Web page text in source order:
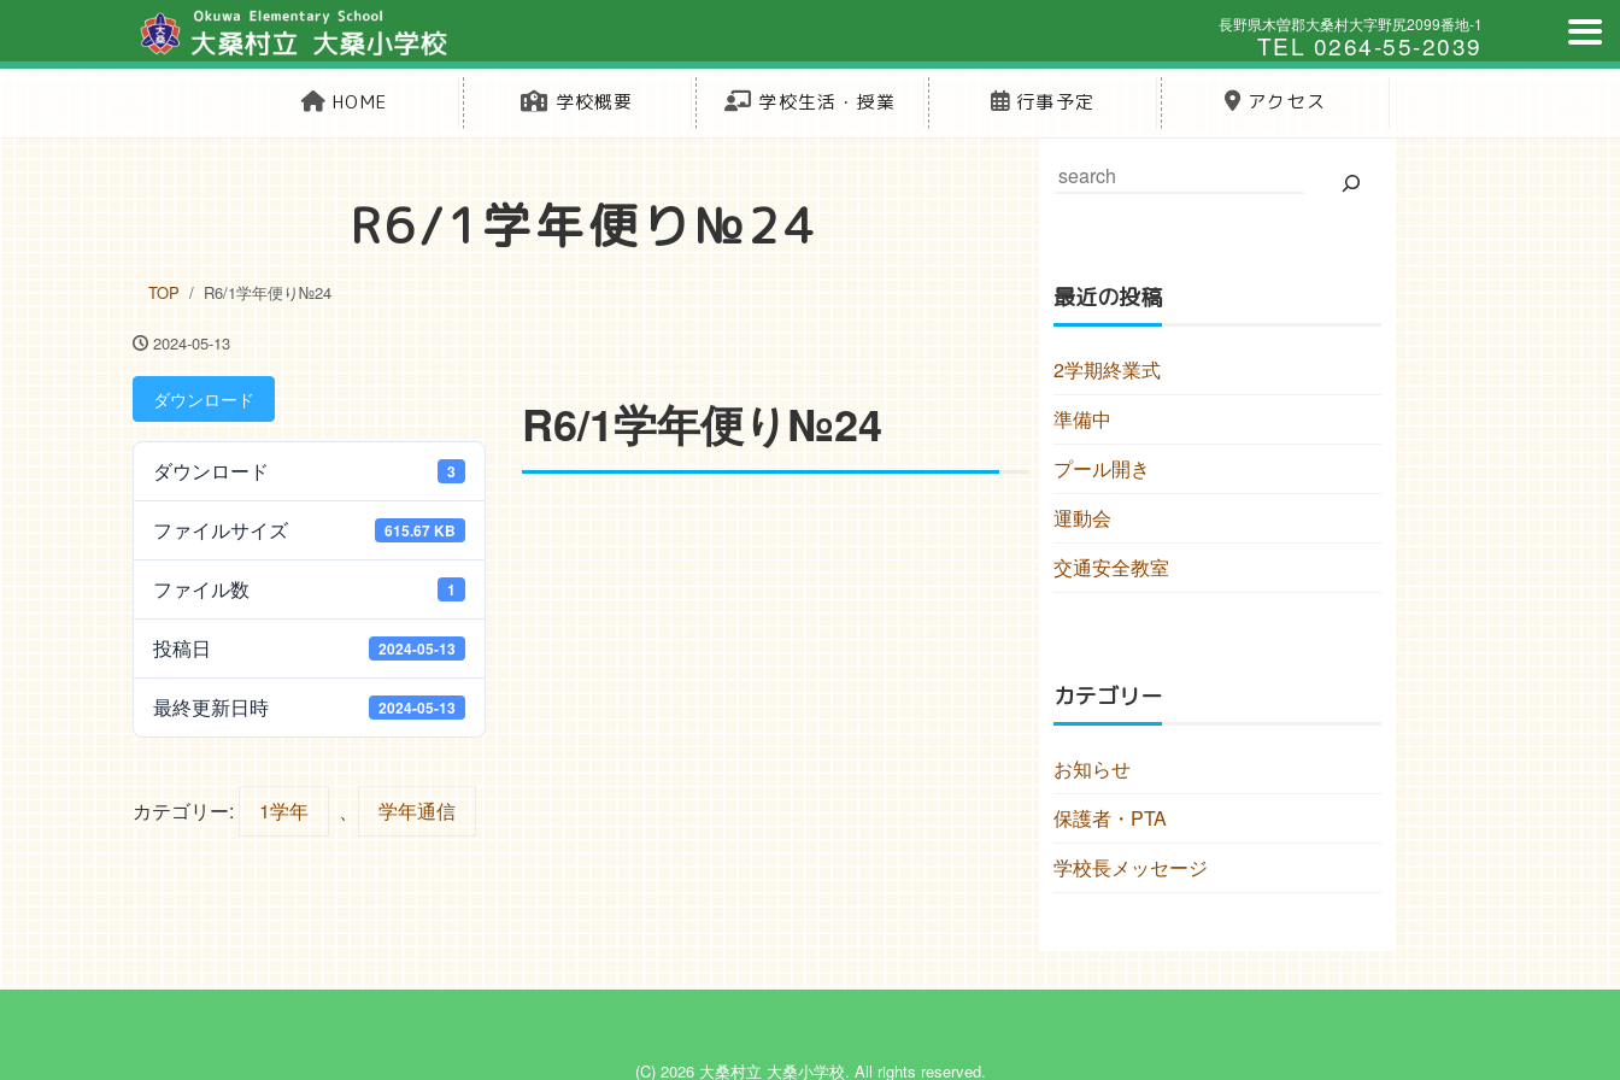
長野県木曽郡大桑村大字野尻2099番地-1
TEL 0264-55-2039
HOME 学校概要 学校生活・授業 行事予定 アクセス
R6/1学年便り№24
TOP R6/1学年便り№24
2024-05-13
ダウンロード
ダウンロード 3
ファイルサイズ 615.67 KB
ファイル数 1
投稿日 2024-05-13
最終更新日時 2024-05-13
R6/1学年便り№24
カテゴリー: 1学年 、 学年通信
最近の投稿
2学期終業式
準備中
プール開き
運動会
交通安全教室
カテゴリー
お知らせ
保護者・PTA
学校長メッセージ
(C) 2026 大桑村立 大桑小学校. All rights reserved.